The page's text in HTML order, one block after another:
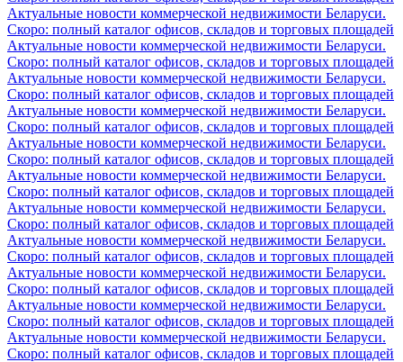
Актуальные новости коммерческой недвижимости Беларуси.
Скоро: полный каталог офисов, складов и торговых площадей
Актуальные новости коммерческой недвижимости Беларуси.
Скоро: полный каталог офисов, складов и торговых площадей
Актуальные новости коммерческой недвижимости Беларуси.
Скоро: полный каталог офисов, складов и торговых площадей
Актуальные новости коммерческой недвижимости Беларуси.
Скоро: полный каталог офисов, складов и торговых площадей
Актуальные новости коммерческой недвижимости Беларуси.
Скоро: полный каталог офисов, складов и торговых площадей
Актуальные новости коммерческой недвижимости Беларуси.
Скоро: полный каталог офисов, складов и торговых площадей
Актуальные новости коммерческой недвижимости Беларуси.
Скоро: полный каталог офисов, складов и торговых площадей
Актуальные новости коммерческой недвижимости Беларуси.
Скоро: полный каталог офисов, складов и торговых площадей
Актуальные новости коммерческой недвижимости Беларуси.
Скоро: полный каталог офисов, складов и торговых площадей
Актуальные новости коммерческой недвижимости Беларуси.
Скоро: полный каталог офисов, складов и торговых площадей
Актуальные новости коммерческой недвижимости Беларуси.
Скоро: полный каталог офисов, складов и торговых площадей